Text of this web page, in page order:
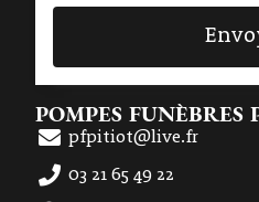
POMPES FUNÈBRES
pfpitiot@live.fr
03 21 65 49 22